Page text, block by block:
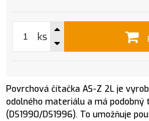
ks
Povrchová čítačka AS-Z 2L je
odolného materiálu a má podobný
(DS1990/DS1996). To umožňuje